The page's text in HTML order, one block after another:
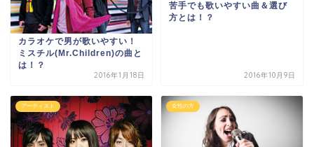
カラオケで男が歌いやすい！
ミスチル(Mr.Children)の曲と
は！？
2016年1月18日
苦手でも歌いやすい曲＆選び
方とは！？
2016年10月9日
アーティスト 女性の方